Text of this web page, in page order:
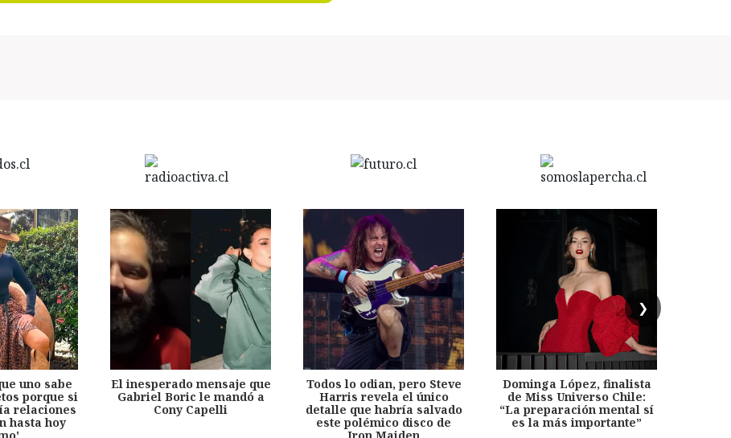
❯
uno sabe
porque si
relaciones
hasta hoy
El inesperado mensaje que
Gabriel Boric le mandó a
Cony Capelli
Todos lo odian, pero Steve
Harris revela el único
detalle que habría salvado
este polémico disco de
Dominga López, finalista
de Miss Universo Chile:
“La preparación mental sí
es la más importante”